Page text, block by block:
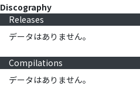
Discography
Releases
データはありません。
Compilations
データはありません。